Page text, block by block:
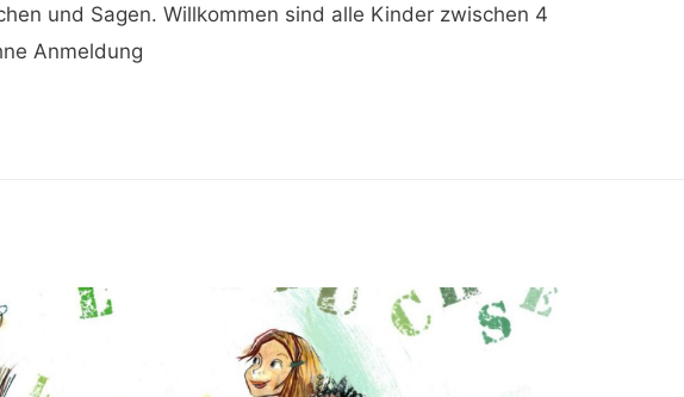
und Sagen. Willkommen sind alle Kinder zwischen 4
Anmeldung